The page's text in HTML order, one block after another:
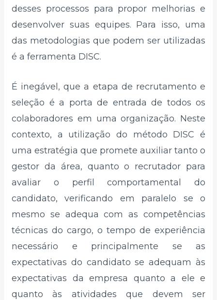
desses processos para propor melhorias e
desenvolver suas equipes. Para isso, uma
das metodologias que podem ser utilizadas
é a ferramenta DISC.
É inegável, que a etapa de recrutamento e
seleção é a porta de entrada de todos os
colaboradores em uma organização. Neste
contexto, a utilização do método DISC é
uma estratégia que promete auxiliar tanto o
gestor da área, quanto o recrutador para
avaliar o perfil comportamental do
candidato, verificando em paralelo se o
mesmo se adequa com as competências
técnicas do cargo, o tempo de experiência
necessário e principalmente se as
expectativas do candidato se adequam às
expectativas da empresa quanto a ele e
quanto às atividades que devem ser